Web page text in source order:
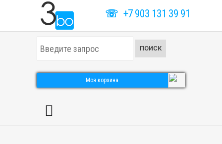
☏ +7 903 131 39 91
к
а
ь
ПОИСК
Моя корзина